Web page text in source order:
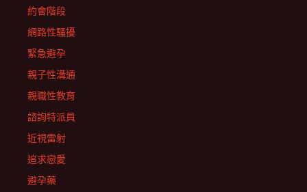
約會階段
網路性騷擾
緊急避孕
親子性溝通
親職性教育
諮詢特派員
近視雷射
追求戀愛
避孕藥